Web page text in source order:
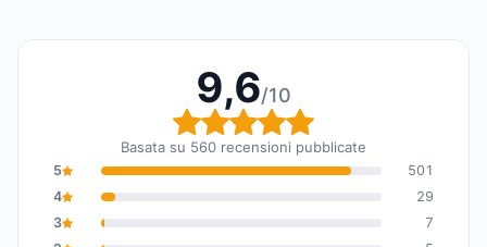
9,6/10
Valutazione globale:
Basata su 560 recensioni pubblicate
5
501
4
29
3
7